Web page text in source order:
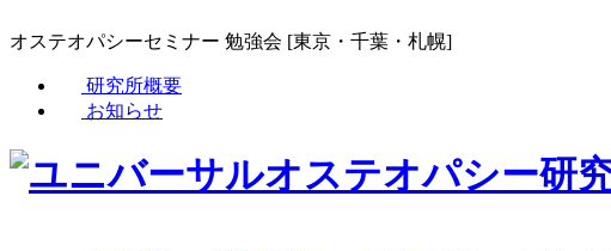
オステオパシーセミナー 勉強会 [東京・千葉・札幌]
研究所概要
お知らせ